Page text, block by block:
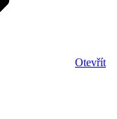
Otevřít